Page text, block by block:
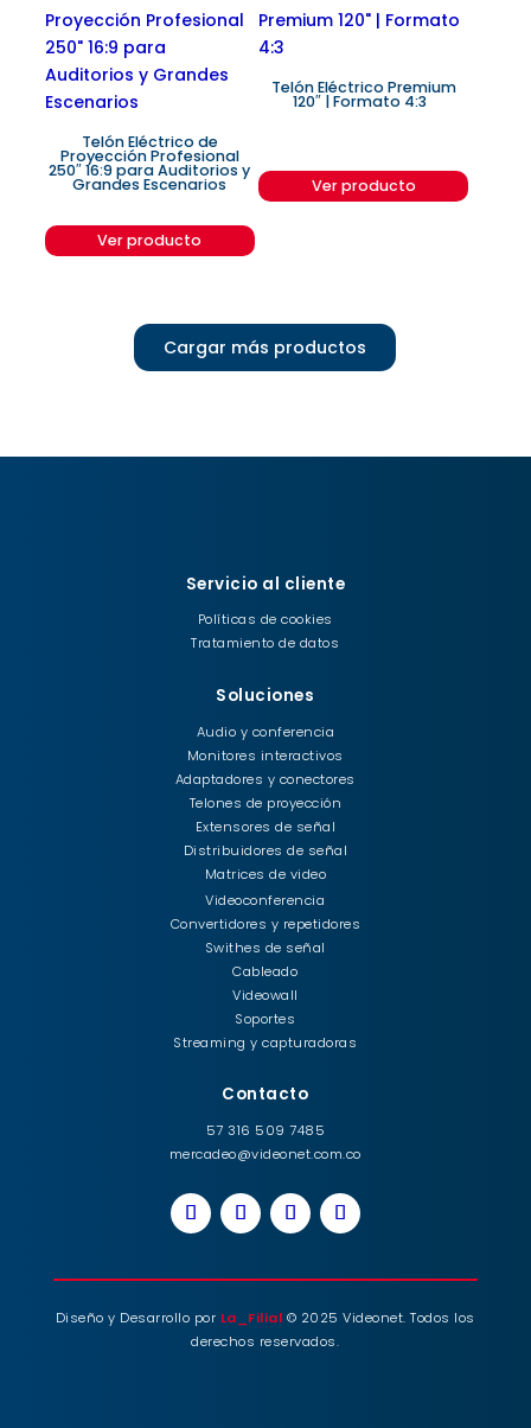
Telón Eléctrico de
Proyección Profesional
250″ 16:9 para Auditorios y
Grandes Escenarios
Ver producto
Telón Eléctrico Premium
120″ | Formato 4:3
Ver producto
Cargar más productos
Servicio al cliente
Políticas de cookies
Tratamiento de datos
Soluciones
Audio y conferencia
Monitores interactivos
Adaptadores y conectores
Telones de proyección
Extensores de señal
Distribuidores de señal
Matrices de video
Videoconferencia
Convertidores y repetidores
Swithes de señal
Cableado
Videowall
Soportes
Streaming y capturadoras
Contacto
57 316 509 7485
mercadeo@videonet.com.co
Diseño y Desarrollo por La_Filial © 2025 Videonet. Todos los
derechos reservados.